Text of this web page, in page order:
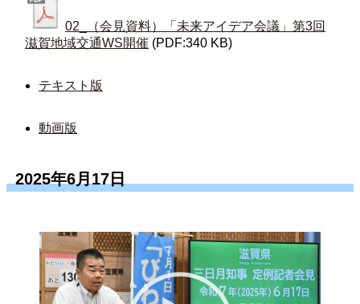
02_（会見資料）「未来アイデア会議」第3回
滋賀地域交通WS開催 (PDF:340 KB)
テキスト版
動画版
2025年6月17日